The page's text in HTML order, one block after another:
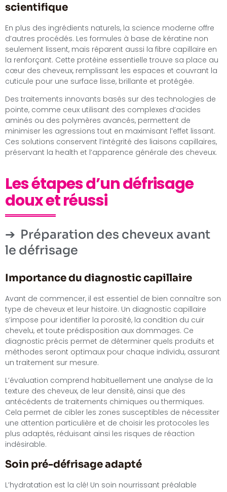
scientifique
En plus des ingrédients naturels, la science moderne offre
d’autres procédés. Les formules à base de kératine non
seulement lissent, mais réparent aussi la fibre capillaire en
la renforçant. Cette protéine essentielle trouve sa place au
cœur des cheveux, remplissant les espaces et couvrant la
cuticule pour une surface lisse, brillante et protégée.
Des traitements innovants basés sur des technologies de
pointe, comme ceux utilisant des complexes d’acides
aminés ou des polymères avancés, permettent de
minimiser les agressions tout en maximisant l’effet lissant.
Ces solutions conservent l’intégrité des liaisons capillaires,
préservant la health et l’apparence générale des cheveux.
Les étapes d’un défrisage
doux et réussi
Préparation des cheveux avant
le défrisage
Importance du diagnostic capillaire
Avant de commencer, il est essentiel de bien connaître son
type de cheveux et leur histoire. Un diagnostic capillaire
s’impose pour identifier la porosité, la condition du cuir
chevelu, et toute prédisposition aux dommages. Ce
diagnostic précis permet de déterminer quels produits et
méthodes seront optimaux pour chaque individu, assurant
un traitement sur mesure.
L’évaluation comprend habituellement une analyse de la
texture des cheveux, de leur densité, ainsi que des
antécédents de traitements chimiques ou thermiques.
Cela permet de cibler les zones susceptibles de nécessiter
une attention particulière et de choisir les protocoles les
plus adaptés, réduisant ainsi les risques de réaction
indésirable.
Soin pré-défrisage adapté
L’hydratation est la clé! Un soin nourrissant préalable